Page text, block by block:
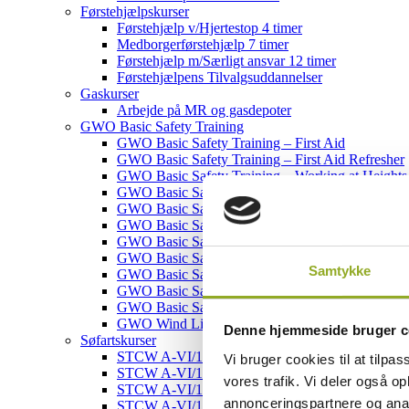
Samtykke
Denne hjemmeside bruger
Vi bruger cookies til at
vores trafik. Vi deler også
annonceringspartnere og
Førstehjælpskurser
Førstehjælp v/Hjertestop 4 timer
Medborgerførstehjælp 7 timer
Førstehjælp m/Særligt ansvar 12 timer
Førstehjælpens Tilvalgsuddannelser
Gaskurser
Arbejde på MR og gasdepoter
GWO Basic Safety Training
GWO Basic Safety Training – First Aid
GWO Basic Safety Training – First Aid Refresher
GWO Basic Safety Training – Working at Heights
GWO Basic Safety Training – Working at Heights
GWO Basic Safety Training – Working at
GWO Basic Safety Training – Working at
GWO Basic Safety Training – Manual Handling
GWO Basic Safety Training – Manual Handling
GWO Basic Safety Training – Fire Awareness
GWO Basic Safety Training – Fire Awareness
GWO Basic Safety Training – Sea Survival
GWO Wind Limited Access (WLA) Onshore/
Søfartskurser
STCW A-VI/1-1 Grundlæggende Søsikkerhed
STCW A-VI/1-1 Grundlæggende Søsikkerhed –
STCW A-VI/1-2 Uddannelse i